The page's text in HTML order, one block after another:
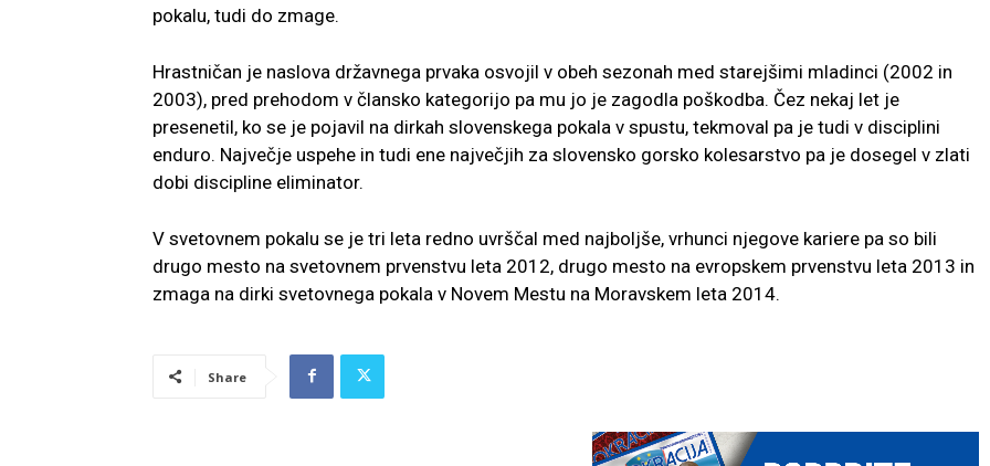
pokalu, tudi do zmage.
Hrastničan je naslova državnega prvaka osvojil v obeh sezonah med starejšimi mladinci (2002 in
2003), pred prehodom v člansko kategorijo pa mu jo je zagodla poškodba. Čez nekaj let je
presenetil, ko se je pojavil na dirkah slovenskega pokala v spustu, tekmoval pa je tudi v disciplini
enduro. Največje uspehe in tudi ene največjih za slovensko gorsko kolesarstvo pa je dosegel v zlati
dobi discipline eliminator.
V svetovnem pokalu se je tri leta redno uvrščal med najboljše, vrhunci njegove kariere pa so bili
drugo mesto na svetovnem prvenstvu leta 2012, drugo mesto na evropskem prvenstvu leta 2013 in
zmaga na dirki svetovnega pokala v Novem Mestu na Moravskem leta 2014.
Share